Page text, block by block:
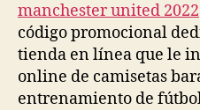
manchester united 2022
código promocional
tienda en línea que le
online de camisetas
entrenamiento de